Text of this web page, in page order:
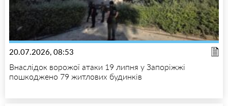
20.07.2026, 08:53
Внаслідок ворожої атаки 19 липня у Запоріжжі
пошкоджено 79 житлових будинків